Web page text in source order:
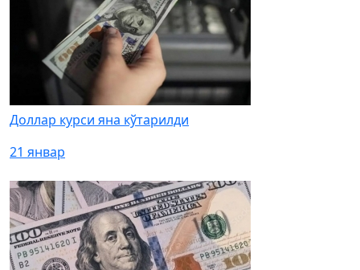
Доллар курси яна кўтарилди
21 январ